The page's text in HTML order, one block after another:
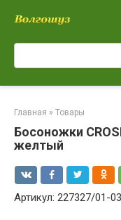
Поиск:
Главная » Товары
Босоножки
желтый
Артикул: 227327/01-